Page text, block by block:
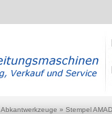
Abkantwerkzeuge » Stempel